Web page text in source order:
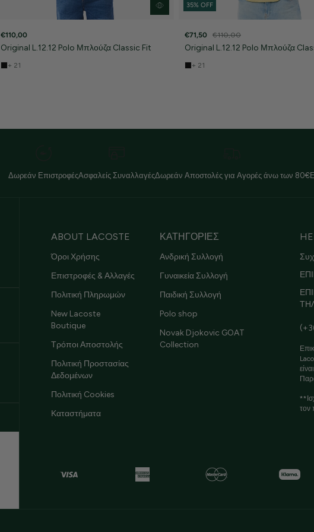
€110,00
Original L.12.12 Polo Μπλούζα Classic Fit
+ 21
35% OFF
€71,50 €110,00
Original L.12.12 Polo Μπλούζα
+ 21
Δωρεάν ΕπιστροφέςΑσφαλείς ΣυναλλαγέςΔωρεάν Αποστολές για Αγορές άνω των 80€
ABOUT LACOSTE
Όροι Χρήσης
Επιστροφές & Αλλαγές
Πολιτική Πληρωμών
New Lacoste
Boutique
Τρόποι Αποστολής
Πολιτική Προστασίας
Δεδομένων
Πολιτική Cookies
Καταστήματα
ΚΑΤΗΓΟΡΙΕΣ
Ανδρική Συλλογή
Γυναικεία Συλλογή
Παιδική Συλλογή
Polo shop
Novak Djokovic GOAT
Collection
τον